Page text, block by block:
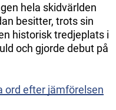
hela skidvärlden
besitter, trots sin
historisk tredjeplats i
och gjorde debut på
ord efter jämförelsen